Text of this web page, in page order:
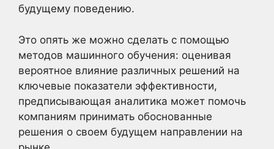
будущему поведению.
Это опять же можно сделать с помощью
методов машинного обучения: оценивая
вероятное влияние различных решений на
ключевые показатели эффективности,
предписывающая аналитика может помочь
компаниям принимать обоснованные
решения о своем будущем направлении на